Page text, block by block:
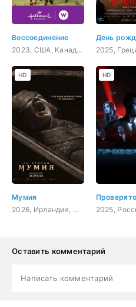
Воссоединение
2023, США, Канада, мелодрама, комедия
День
Мумия
2026, Ирландия, США, ужасы
HD HD
Оставить комментарий
Написать комментарий